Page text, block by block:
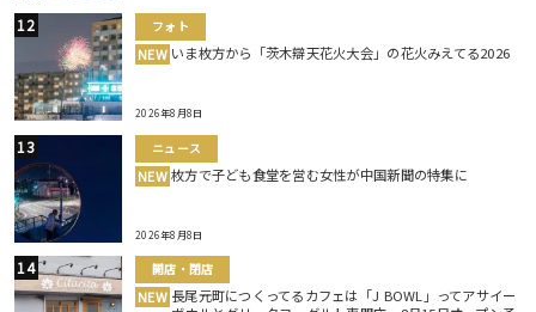
フォト
NEW いま枚方から「茨木辯天花火大会」の花火みえてる2026
2026年8月8日
ニュース
NEW 枚方で子ども食堂を営む女性が中国新聞の特集に
2026年8月8日
開店・閉店
NEW 長尾元町につくってるカフェは「J BOWL」ってアサイー